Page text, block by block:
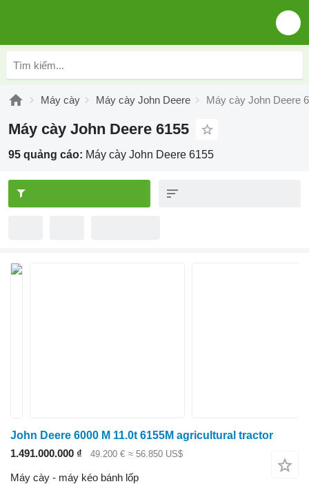
Máy cày Máy cày John Deere Máy cày John Deere
Máy cày John Deere 6155
95 quảng cáo: Máy cày John Deere 6155
John Deere 6000 M 11.0t 6155M agricultural tractor
1.491.000.000 ₫
49.200 € ≈ 56.850 US$
Máy cày - máy kéo bánh lốp